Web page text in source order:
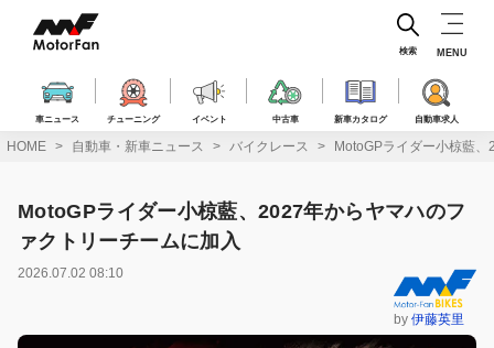
ス
車ニュース チューニング イベント 中古車 新車カタログ 自動車求人
検索 MENU
HOME 自動車・新車ニュース バイクレース MotoGPライダー小椋藍
MotoGPライダー小椋藍、2027年からヤマハのフ
ァクトリーチームに加入
2026.07.02 08:10
by伊藤英里